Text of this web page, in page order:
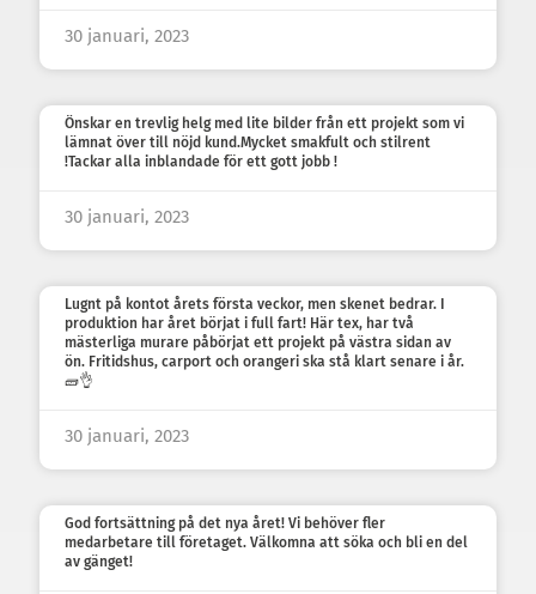
30 januari, 2023
Önskar en trevlig helg med lite bilder från ett projekt som vi
lämnat över till nöjd kund.Mycket smakfult och stilrent
!Tackar alla inblandade för ett gott jobb !
30 januari, 2023
Lugnt på kontot årets första veckor, men skenet bedrar. I
produktion har året börjat i full fart! Här tex, har två
mästerliga murare påbörjat ett projekt på västra sidan av
ön. Fritidshus, carport och orangeri ska stå klart senare i år.
🧱👌
30 januari, 2023
God fortsättning på det nya året! Vi behöver fler
medarbetare till företaget. Välkomna att söka och bli en del
av gänget!